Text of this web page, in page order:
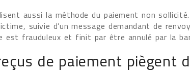
aussi la méthode du paiement non
suivie d’un message demandant de
est frauduleux et finit par être annulé par la
de paiement piègent